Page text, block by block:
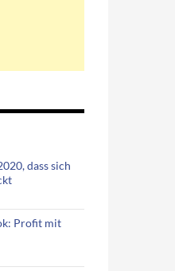
dass sich
Profit mit